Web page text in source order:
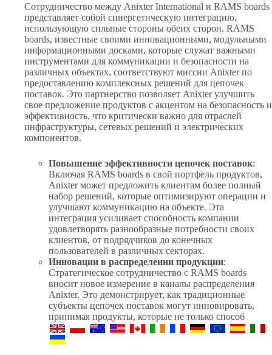
Сотрудничество между Anixter International и RAMS boards
представляет собой синергетическую интеграцию,
использующую сильные стороны обеих сторон. RAMS
boards, известные своими инновационными, модульными
информационными досками, которые служат важными
инструментами для коммуникации и безопасности на
различных объектах, соответствуют миссии Anixter по
предоставлению комплексных решений для цепочек
поставок. Это партнерство позволяет Anixter улучшить
свое предложение продуктов с акцентом на безопасность и
эффективность, что критически важно для отраслей
инфраструктуры, сетевых решений и электрических
компонентов.
Повышение эффективности цепочек поставок:
Включая RAMS boards в свой портфель продуктов,
Anixter может предложить клиентам более полный
набор решений, которые оптимизируют операции и
улучшают коммуникацию на объекте. Эта
интеграция усиливает способность компании
удовлетворять разнообразные потребности своих
клиентов, от подрядчиков до конечных
пользователей в различных секторах.
Инновации в распределении продукции:
Стратегическое сотрудничество с RAMS boards
вносит новое измерение в каналы распределения
Anixter. Это демонстрирует, как традиционные
субъекты цепочек поставок могут инновировать,
принимая продукты, которые не только способ